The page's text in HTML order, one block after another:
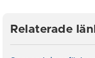
Relaterade